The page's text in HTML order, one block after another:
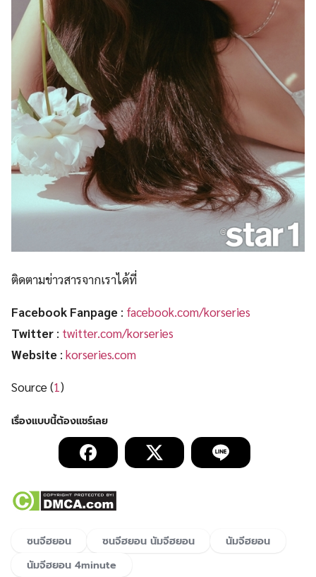
ติดตามข่าวสารจากเราได้ที่
Facebook Fanpage : facebook.com/korseries
Twitter : twitter.com/korseries
Website : korseries.com
Source (1)
ซนจีฮยอน ซนจีฮยอน นัมจีฮยอน
นัมจีฮยอน
นัมจีฮยอน 4minute